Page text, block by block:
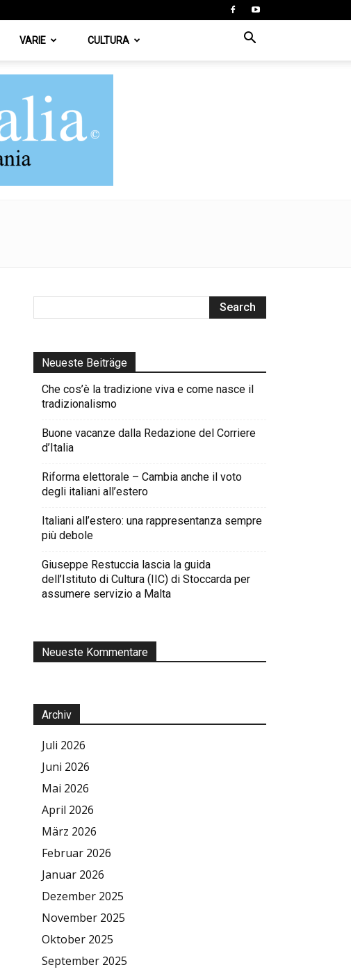
VARIE CULTURA
Neueste Beiträge
Che cos’è la tradizione viva e come nasce il
tradizionalismo
Buone vacanze dalla Redazione del Corriere
d’Italia
Riforma elettorale – Cambia anche il voto
degli italiani all’estero
Italiani all’estero: una rappresentanza sempre
più debole
Giuseppe Restuccia lascia la guida
dell’Istituto di Cultura (IIC) di Stoccarda per
assumere servizio a Malta
Neueste Kommentare
Archiv
Juli 2026
Juni 2026
Mai 2026
April 2026
März 2026
Februar 2026
Januar 2026
Dezember 2025
November 2025
Oktober 2025
September 2025